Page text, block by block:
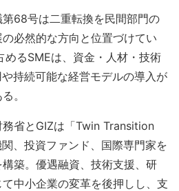
68号は二重転換を民間部門の
必然的な方向と位置づけてい
めるSMEは、資金・人材・技術
持続可能な経営モデルの導入が
。
省とGIZは「Twin Transition
、投資ファンド、国際専門家を
築。優遇融資、技術支援、研
中小企業の変革を後押しし、支